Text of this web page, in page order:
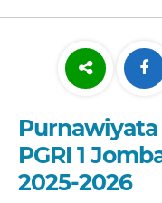
Purnawiyata
PGRI 1
2025-2026